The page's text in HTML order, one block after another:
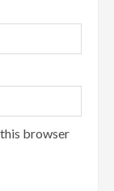
this browser